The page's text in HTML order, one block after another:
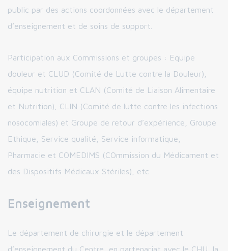
public par des actions coordonnées avec le département
d’enseignement et de soins de support.
Participation aux Commissions et groupes : Equipe
douleur et CLUD (Comité de Lutte contre la Douleur),
équipe nutrition et CLAN (Comité de Liaison Alimentaire
et Nutrition), CLIN (Comité de lutte contre les infections
nosocomiales) et Groupe de retour d’expérience, Groupe
Ethique, Service qualité, Service informatique,
Pharmacie et COMEDIMS (COmmission du Médicament et
des Dispositifs Médicaux Stériles), etc.
Enseignement
Le département de chirurgie et le département
d’enseignement du Centre, en partenariat avec le CHU, la